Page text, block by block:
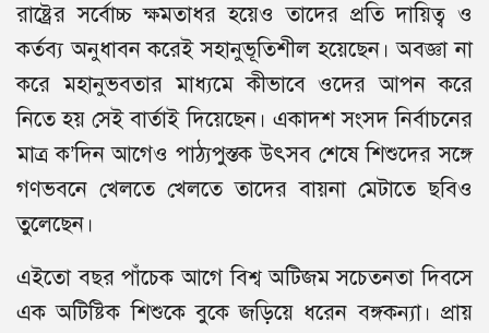
রাষ্ট্রের সর্বোচ্চ ক্ষমতাধর হয়েও তাদের প্রতি দায়িত্ব ও
কর্তব্য অনুধাবন করেই সহানুভূতিশীল হয়েছেন। অবজ্ঞা না
করে মহানুভবতার মাধ্যমে কীভাবে ওদের আপন করে
নিতে হয় সেই বার্তাই দিয়েছেন। একাদশ সংসদ নির্বাচনের
মাত্র ক’দিন আগেও পাঠ্যপুস্তক উৎসব শেষে শিশুদের সঙ্গে
গণভবনে খেলতে খেলতে তাদের বায়না মেটাতে ছবিও
তুলেছেন।
এইতো বছর পাঁচেক আগে বিশ্ব অটিজম সচেতনতা দিবসে
এক অটিষ্টিক শিশুকে বুকে জড়িয়ে ধরেন বঙ্গকন্যা। প্রায়